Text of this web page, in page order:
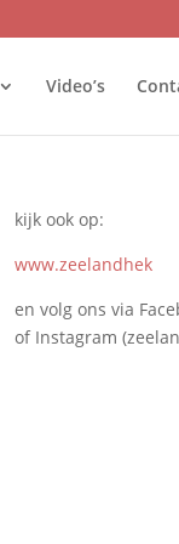
Video’s
kijk ook op:
www.zeelandhek
en volg ons via
of Instagram